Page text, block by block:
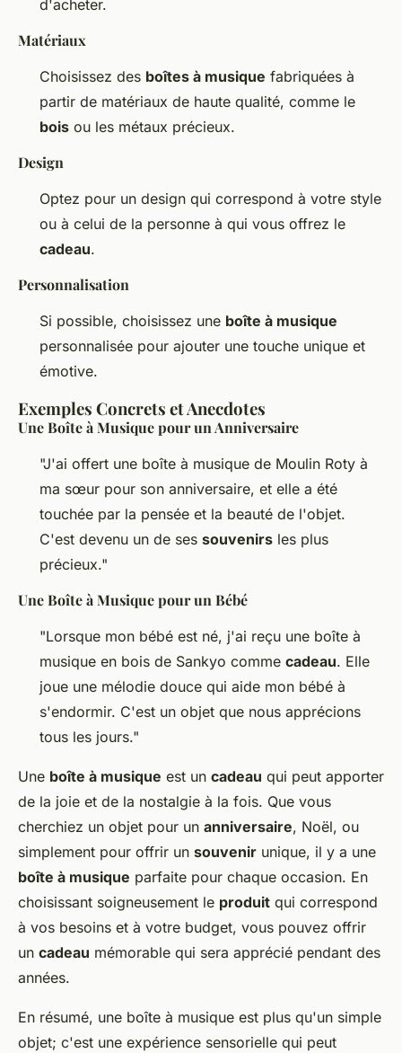
d'acheter.
Matériaux
Choisissez des boîtes à musique fabriquées à
partir de matériaux de haute qualité, comme le
bois ou les métaux précieux.
Design
Optez pour un design qui correspond à votre style
ou à celui de la personne à qui vous offrez le
cadeau.
Personnalisation
Si possible, choisissez une boîte à musique
personnalisée pour ajouter une touche unique et
émotive.
Exemples Concrets et Anecdotes
Une Boîte à Musique pour un Anniversaire
"J'ai offert une boîte à musique de Moulin Roty à
ma sœur pour son anniversaire, et elle a été
touchée par la pensée et la beauté de l'objet.
C'est devenu un de ses souvenirs les plus
précieux."
Une Boîte à Musique pour un Bébé
"Lorsque mon bébé est né, j'ai reçu une boîte à
musique en bois de Sankyo comme cadeau. Elle
joue une mélodie douce qui aide mon bébé à
s'endormir. C'est un objet que nous apprécions
tous les jours."
Une boîte à musique est un cadeau qui peut apporter
de la joie et de la nostalgie à la fois. Que vous
cherchiez un objet pour un anniversaire, Noël, ou
simplement pour offrir un souvenir unique, il y a une
boîte à musique parfaite pour chaque occasion. En
choisissant soigneusement le produit qui correspond
à vos besoins et à votre budget, vous pouvez offrir
un cadeau mémorable qui sera apprécié pendant des
années.
En résumé, une boîte à musique est plus qu'un simple
objet; c'est une expérience sensorielle qui peut